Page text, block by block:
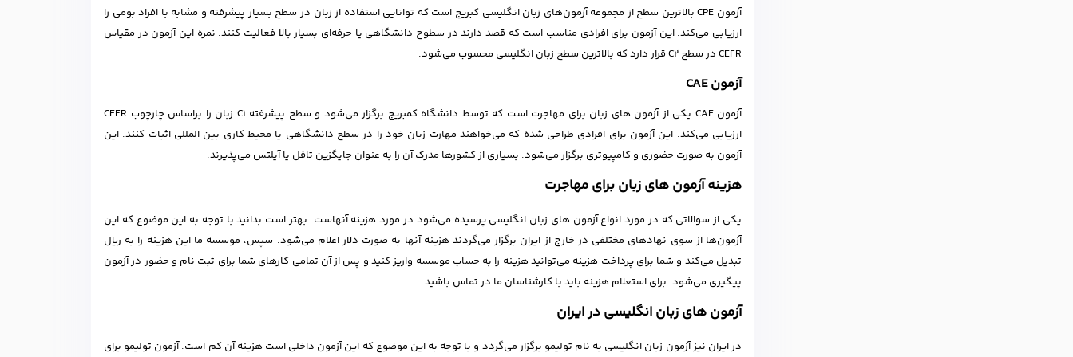
آزمون CPE بالاترین سطح از مجموعه آزمون‌های زبان انگلیسی کبریج است که توانایی استفاده از زبان در سطح بسیار پیشرفته و مشابه با افراد بومی را
ارزیابی می‌کند. این آزمون برای افرادی مناسب است که قصد دارند در سطوح دانشگاهی یا حرفه‌ای بسیار بالا فعالیت کنند. نمره این آزمون در مقیاس
CEFR در سطح C2 قرار دارد که بالاترین سطح زبان انگلیسی محسوب می‌شود.
آزمون CAE
آزمون CAE یکی از آزمون های زبان برای مهاجرت است که توسط دانشگاه کمبریج برگزار می‌شود و سطح پیشرفته C1 زبان را براساس چارچوب CEFR
ارزیابی می‌کند. این آزمون برای افرادی طراحی شده که می‌خواهند مهارت زبان خود را در سطح دانشگاهی یا محیط کاری بین المللی اثبات کنند. این
آزمون به صورت حضوری و کامپیوتری برگزار می‌شود. بسیاری از کشورها مدرک آن را به عنوان جایگزین تافل یا آیلتس می‌پذیرند.
هزینه آزمون های زبان برای مهاجرت
یکی از سوالاتی که در مورد انواع آزمون های زبان انگلیسی پرسیده می‌شود در مورد هزینه آنهاست. بهتر است بدانید با توجه به این موضوع که این
آزمون‌ها از سوی نهادهای مختلفی در خارج از ایران برگزار می‌گردند هزینه آنها به صورت دلار اعلام می‌شود. سپس، موسسه ما این هزینه را به ریال
تبدیل می‌کند و شما برای پرداخت هزینه می‌توانید هزینه را به حساب موسسه واریز کنید و پس از آن تمامی کارهای شما برای ثبت نام و حضور در آزمون
پیگیری می‌شود. برای استعلام هزینه باید با کارشناسان ما در تماس باشید.
آزمون های زبان انگلیسی در ایران
در ایران نیز آزمون زبان انگلیسی به نام تولیمو برگزار می‌‎گردد و با توجه به این موضوع که این آزمون داخلی است هزینه آن کم است. آزمون تولیمو برای